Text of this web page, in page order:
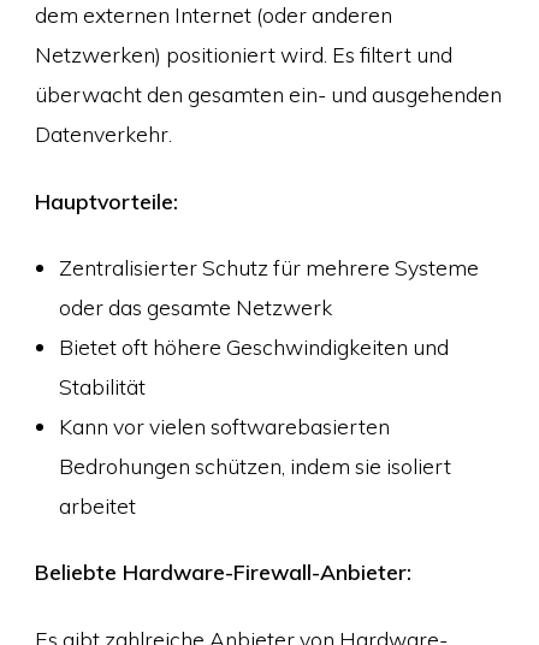
dem externen Internet (oder anderen
Netzwerken) positioniert wird. Es filtert und
überwacht den gesamten ein- und ausgehenden
Datenverkehr.
Hauptvorteile:
Zentralisierter Schutz für mehrere Systeme
oder das gesamte Netzwerk
Bietet oft höhere Geschwindigkeiten und
Stabilität
Kann vor vielen softwarebasierten
Bedrohungen schützen, indem sie isoliert
arbeitet
Beliebte Hardware-Firewall-Anbieter:
Es gibt zahlreiche Anbieter von Hardware-